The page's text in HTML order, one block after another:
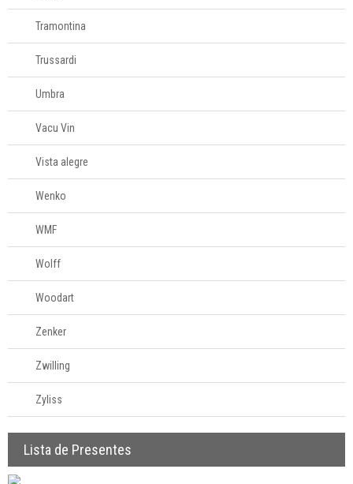
Tramontina
Trussardi
Umbra
Vacu Vin
Vista alegre
Wenko
WMF
Wolff
Woodart
Zenker
Zwilling
Zyliss
Lista de Presentes